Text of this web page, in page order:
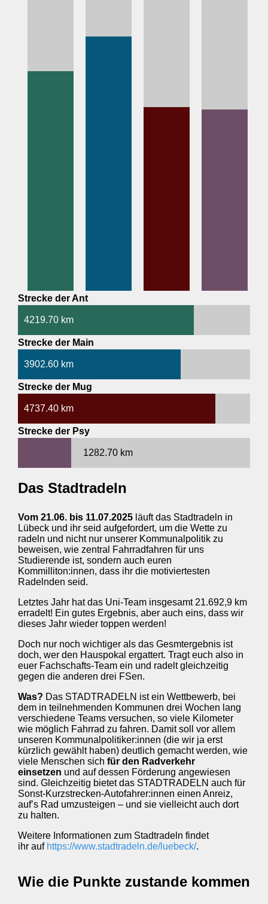
Strecke der Ant
4219.70 km
Strecke der Main
3902.60 km
Strecke der Mug
4737.40 km
Strecke der Psy
1282.70 km
Das Stadtradeln
Vom 21.06. bis 11.07.2025 läuft das Stadtradeln in
Lübeck und ihr seid aufgefordert, um die Wette zu
radeln und nicht nur unserer Kommunalpolitik zu
beweisen, wie zentral Fahrradfahren für uns
Studierende ist, sondern auch euren
Kommilliton:innen, dass ihr die motiviertesten
Radelnden seid.
Letztes Jahr hat das Uni-Team insgesamt 21.692,9 km
erradelt! Ein gutes Ergebnis, aber auch eins, dass wir
dieses Jahr wieder toppen werden!
Doch nur noch wichtiger als das Gesmtergebnis ist
doch, wer den Hauspokal ergattert. Tragt euch also in
euer Fachschafts-Team ein und radelt gleichzeitig
gegen die anderen drei FSen.
Was? Das STADTRADELN ist ein Wettbewerb, bei
dem in teilnehmenden Kommunen drei Wochen lang
verschiedene Teams versuchen, so viele Kilometer
wie möglich Fahrrad zu fahren. Damit soll vor allem
unseren Kommunalpolitiker:innen (die wir ja erst
kürzlich gewählt haben) deutlich gemacht werden, wie
viele Menschen sich für den Radverkehr
einsetzen und auf dessen Förderung angewiesen
sind. Gleichzeitig bietet das STADTRADELN auch für
Sonst-Kurzstrecken-Autofahrer:innen einen Anreiz,
auf’s Rad umzusteigen – und sie vielleicht auch dort
zu halten.
Weitere Informationen zum Stadtradeln findet
ihr auf https://www.stadtradeln.de/luebeck/.
Wie die Punkte zustande kommen